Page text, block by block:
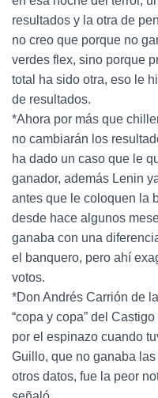
resultados y la otra de
no creo que porque no
verdes flex, sino porque
total ha sido otra, eso le
de resultados.
*Ahora por más que
no cambiarán los
ha dado un caso que le
ganador, además Lenin
antes que le coloquen la
desde hace algunos
ganaba con una
el banquero, pero ahí
votos.
*Don Andrés Carrión de
“copa y copa” del
por el espinazo cuando
Guillo, que no ganaba
otros datos, fue la peor